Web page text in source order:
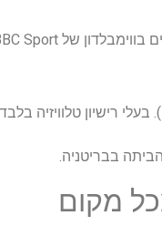
בבריטניה.
מקום